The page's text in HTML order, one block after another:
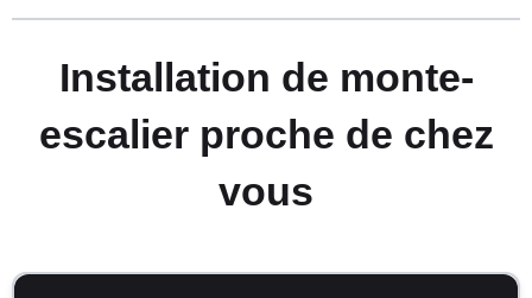
Installation de monte-
escalier proche de chez
vous